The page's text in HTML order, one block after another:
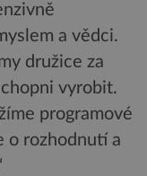
a vědci.
družice za
vyrobit.
programové
o rozhodnutí a